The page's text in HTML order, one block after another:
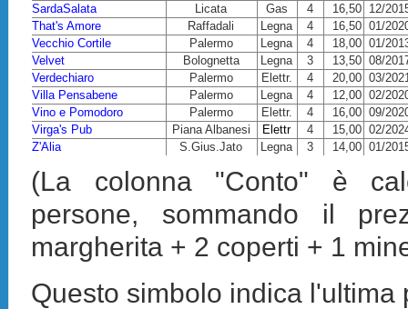
SardaSalata Licata Gas 4 16,50 12/
That's Amore
Raffadali Legna 4 16,50 01/
Vecchio Cortile
Palermo Legna 4 18,00 01/
Velvet
Bolognetta Legna 3 13,50 08/
Verdechiaro
Palermo Elettr. 4 20,00 03/
Villa Pensabene
Palermo Legna 4 12,00 02/
Vino e Pomodoro
Palermo Elettr. 4 16,00 09/
Virga's Pub
Piana Albanesi Elettr 4 15,00 02/
Z'Alia
S.Gius.Jato Legna 3 14,00 01/
(La colonna "Conto" è
persone, sommando il
margherita + 2 coperti + 1
Questo simbolo indica l'ultima